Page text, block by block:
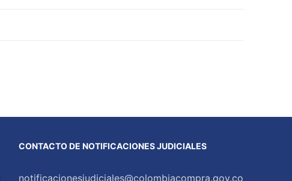
CONTACTO DE NOTIFICACIONES JUDICIALES
notificacionesjudiciales@colombiacompra.gov.co